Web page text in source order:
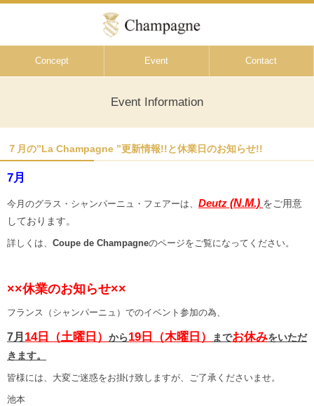
Concept Event Contact
Event Information
７月の”La Champagne ”更新情報!!と休業日のお知らせ!!
7月
今月のグラス・シャンパーニュ・フェアーは、 Deutz (N.M.) をご用意
しております。
詳しくは、 Coupe de Champagneのページをご覧になってください。
××休業のお知らせ××
フランス（シャンパーニュ）でのイベント参加の為、
7月 14日（土曜日） から19日（木曜日） までお休みをいただ
きます。
皆様には、大変ご迷惑をお掛け致しますが、ご了承くださいませ。
池本